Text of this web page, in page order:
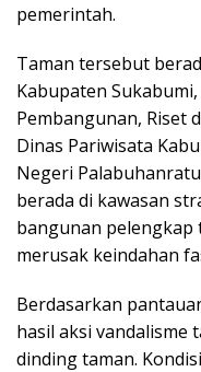
pemerintah.
Taman tersebut
Kabupaten
Pembangunan, Riset
Dinas Pariwisata
Negeri
berada di kawasan
bangunan pelengkap
merusak keindahan
Berdasarkan
hasil aksi vandalisme
dinding taman.